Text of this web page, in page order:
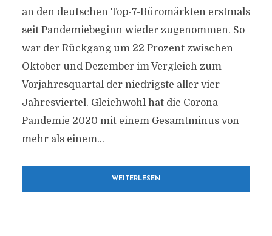
an den deutschen Top-7-Büromärkten erstmals
seit Pandemiebeginn wieder zugenommen. So
war der Rückgang um 22 Prozent zwischen
Oktober und Dezember im Vergleich zum
Vorjahresquartal der niedrigste aller vier
Jahresviertel. Gleichwohl hat die Corona-
Pandemie 2020 mit einem Gesamtminus von
mehr als einem...
WEITERLESEN